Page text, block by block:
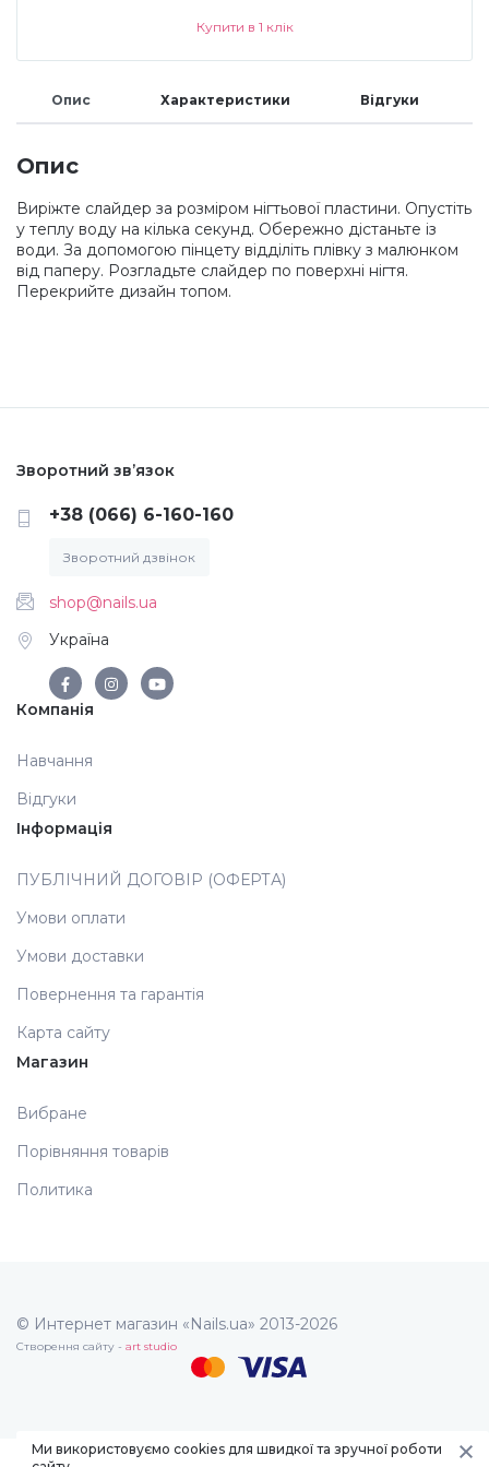
Меланж (цукровий ефект)
Каміфубукі (конфетті)
Брокат
Фольга для лиття (ефект кракелюра)
Купити в 1 клік
Опис Характеристики Відгуки
Опис
Виріжте слайдер за розміром нігтьової пластини. Опустіть
у теплу воду на кілька секунд. Обережно дістаньте із
води. За допомогою пінцету відділіть плівку з малюнком
від паперу. Розгладьте слайдер по поверхні нігтя.
Перекрийте дизайн топом.
Зворотний зв’язок
+38 (066) 6-160-160
Зворотний дзвінок
shop@nails.ua
Україна
Компанія
Навчання
Відгуки
Інформація
ПУБЛІЧНИЙ ДОГОВІР (ОФЕРТА)
Умови оплати
Умови доставки
Повернення та гарантія
Карта сайту
Магазин
Вибране
Порівняння товарів
Политика
© Интернет магазин «Nails.ua» 2013-2026
Створення сайту - art studio
Ми використовуємо cookies для швидкої та зручної роботи